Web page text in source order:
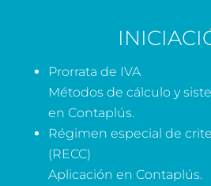
Prorrata de IVA
Métodos de cálculo y
en Contaplús.
Régimen especial de
(RECC)
Aplicación en Contaplús.